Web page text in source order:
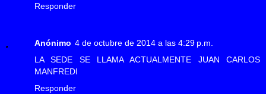
Responder
Anónimo 4 de octubre de 2014 a las 4:29 p.m.
LA SEDE SE LLAMA ACTUALMENTE JUAN CARLOS
MANFREDI
Responder